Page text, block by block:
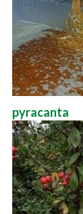
pyracanta